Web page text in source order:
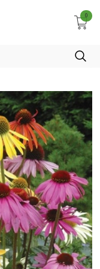
0